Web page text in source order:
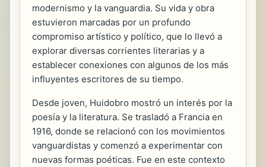
modernismo y la vanguardia. Su vida y obra
estuvieron marcadas por un profundo
compromiso artístico y político, que lo llevó a
explorar diversas corrientes literarias y a
establecer conexiones con algunos de los más
influyentes escritores de su tiempo.
Desde joven, Huidobro mostró un interés por la
poesía y la literatura. Se trasladó a Francia en
1916, donde se relacionó con los movimientos
vanguardistas y comenzó a experimentar con
nuevas formas poéticas. Fue en este contexto